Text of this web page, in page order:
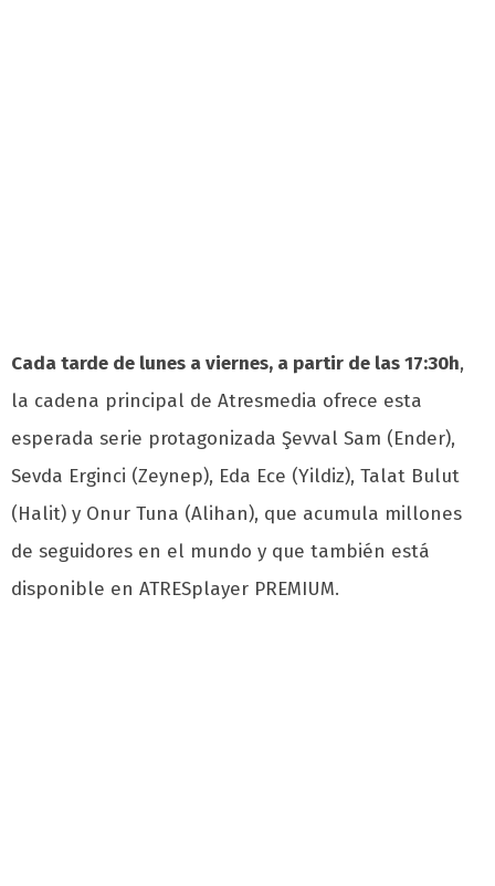
Cada tarde de lunes a viernes, a partir de las 17:30h,
la cadena principal de Atresmedia ofrece esta
esperada serie protagonizada Şevval Sam (Ender),
Sevda Erginci (Zeynep), Eda Ece (Yildiz), Talat Bulut
(Halit) y Onur Tuna (Alihan), que acumula millones
de seguidores en el mundo y que también está
disponible en ATRESplayer PREMIUM.